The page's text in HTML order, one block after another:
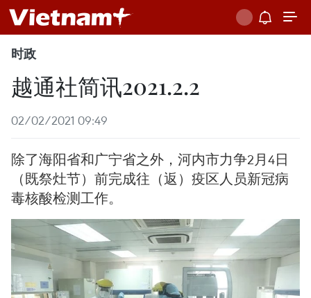
时政
越通社简讯2021.2.2
02/02/2021 09:49
除了海阳省和广宁省之外，河内市力争2月4日
（既祭灶节）前完成往（返）疫区人员新冠病
毒核酸检测工作。